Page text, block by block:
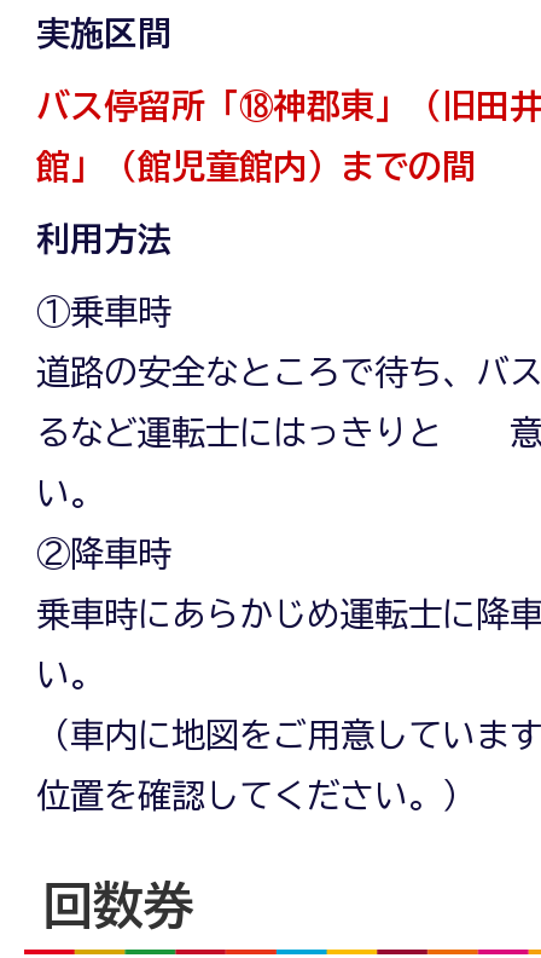
実施区間
バス停留所「⑱神郡東」（旧田
館」（館児童館内）までの間
利用方法
①乗車時
道路の安全なところで待ち、バ
るなど運転士にはっきりと 意
い。
②降車時
乗車時にあらかじめ運転士に降
い。
（車内に地図をご用意していま
位置を確認してください。）
回数券